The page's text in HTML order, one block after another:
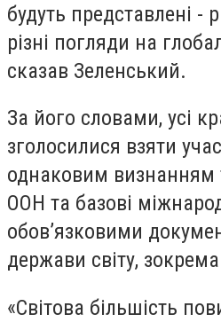
будуть представлені -
різні погляди на
сказав Зеленський.
За його словами, усі
зголосилися взяти
однаковим визнанням
ООН та базові
обов’язковими
держави світу, зокрема
«Світова більшість